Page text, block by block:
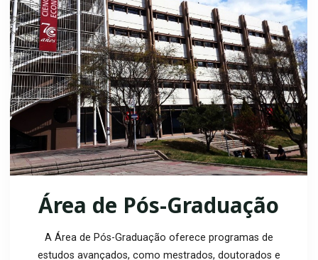
Área de Pós-Graduação
A Área de Pós-Graduação oferece programas de
estudos avançados, como mestrados, doutorados e